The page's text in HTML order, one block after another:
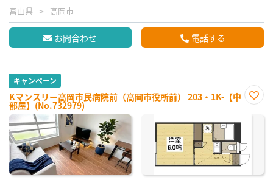
富山県 高岡市
お問合わせ 電話する
キャンペーン
Kマンスリー高岡市民病院前（高岡市役所前） 203・1K-【中
部屋】(No.732979)
に入